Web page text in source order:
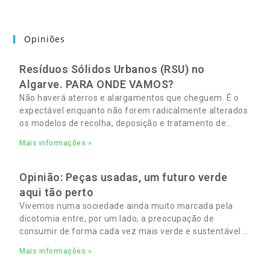
Opiniões
Resíduos Sólidos Urbanos (RSU) no
Algarve. PARA ONDE VAMOS?
Não haverá aterros e alargamentos que cheguem. É o
expectável enquanto não forem radicalmente alterados
os modelos de recolha, deposição e tratamento de
Mais informações »
Opinião: Peças usadas, um futuro verde
aqui tão perto
Vivemos numa sociedade ainda muito marcada pela
dicotomia entre, por um lado, a preocupação de
consumir de forma cada vez mais verde e sustentável e,
e familiares cada vez mais apertados.
Mais informações »